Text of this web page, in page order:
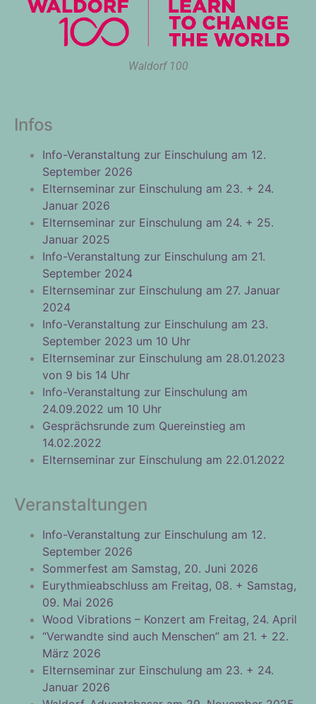
Waldorf 100
Infos
Info-Veranstaltung zur Einschulung am 12.
September 2026
Elternseminar zur Einschulung am 23. + 24.
Januar 2026
Elternseminar zur Einschulung am 24. + 25.
Januar 2025
Info-Veranstaltung zur Einschulung am 21.
September 2024
Elternseminar zur Einschulung am 27. Januar
2024
Info-Veranstaltung zur Einschulung am 23.
September 2023 um 10 Uhr
Elternseminar zur Einschulung am 28.01.2023
von 9 bis 14 Uhr
Info-Veranstaltung zur Einschulung am
24.09.2022 um 10 Uhr
Gesprächsrunde zum Quereinstieg am
14.02.2022
Elternseminar zur Einschulung am 22.01.2022
Veranstaltungen
Info-Veranstaltung zur Einschulung am 12.
September 2026
Sommerfest am Samstag, 20. Juni 2026
Eurythmieabschluss am Freitag, 08. + Samstag,
09. Mai 2026
Wood Vibrations – Konzert am Freitag, 24. April
“Verwandte sind auch Menschen” am 21. + 22.
März 2026
Elternseminar zur Einschulung am 23. + 24.
Januar 2026